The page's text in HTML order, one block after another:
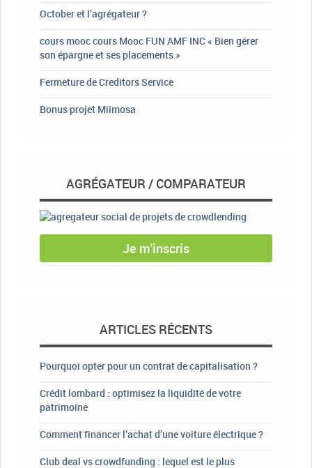
October et l’agrégateur ?
cours mooc cours Mooc FUN AMF INC « Bien gérer
son épargne et ses placements »
Fermeture de Creditors Service
Bonus projet Miimosa
AGRÉGATEUR / COMPARATEUR
Je m'inscris
ARTICLES RÉCENTS
Pourquoi opter pour un contrat de capitalisation ?
Crédit lombard : optimisez la liquidité de votre
patrimoine
Comment financer l’achat d’une voiture électrique ?
Club deal vs crowdfunding : lequel est le plus